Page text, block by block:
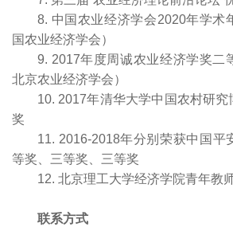
8. 中国农业经济学会2020年学术
国农业经济学会）
9. 2017年度周诚农业经济学奖二
北京农业经济学会）
10. 2017年清华大学中国农村研
奖
11. 2016-2018年分别荣获中国平
等奖、三等奖、三等奖
12. 北京理工大学经济学院青年教
联系方式